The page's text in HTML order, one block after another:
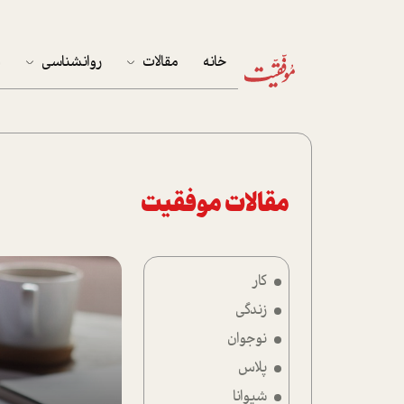
خانه مقالات
پرونده ویژه
روانشناسی
مقالات موفقیت
کار
زندگی
نوجوان
پلاس
شیوانا